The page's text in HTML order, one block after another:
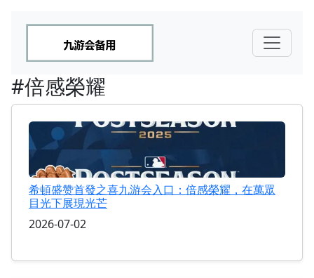
#倍感榮耀
希頓盛赞首發之喜九游会入口：倍感榮耀，在萬眾
目光下展現光芒
2026-07-02